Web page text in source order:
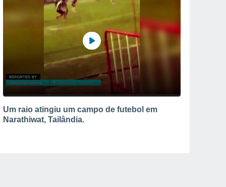
Um raio atingiu um campo de futebol em
Narathiwat, Tailândia.